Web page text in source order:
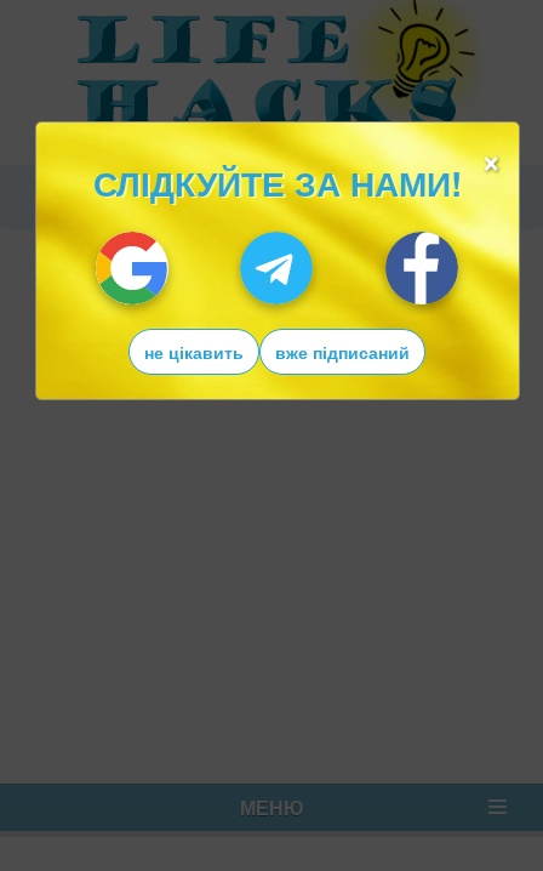
МЕНЮ
×
СЛІДКУЙТЕ ЗА НАМИ!
не цікавить вже підписаний